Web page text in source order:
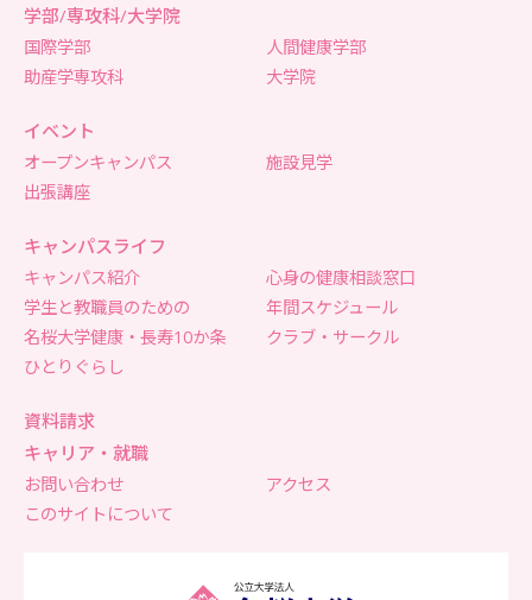
学部/専攻科/大学院
国際学部
人間健康学部
助産学専攻科
大学院
イベント
オープンキャンパス
施設見学
出張講座
キャンパスライフ
キャンパス紹介
心身の健康相談窓口
学生と教職員のための
名桜大学健康・長寿10か条
年間スケジュール
クラブ・サークル
ひとりぐらし
資料請求
キャリア・就職
お問い合わせ
アクセス
このサイトについて